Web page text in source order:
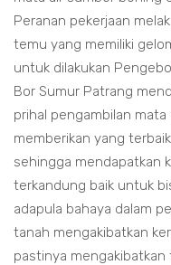
Peranan pekerjaan
temu yang memiliki
untuk dilakukan
Bor Sumur Patrang
prihal pengambilan
memberikan yang
sehingga mendapatkan
terkandung baik untuk
adapula bahaya dalam
tanah mengakibatkan
pastinya